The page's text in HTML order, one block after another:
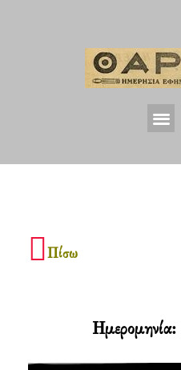
Πίσω
Ημερομηνία: